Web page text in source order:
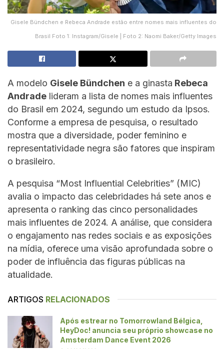
Gisele Bündchen e Rebeca Andrade estão entre nomes mais influentes do
Brasil Foto 1: Instagram/Gisele | Foto 2: Naomi Baker/Getty Images
A modelo Gisele Bündchen e a ginasta Rebeca
Andrade lideram a lista de nomes mais influentes
do Brasil em 2024, segundo um estudo da Ipsos.
Conforme a empresa de pesquisa, o resultado
mostra que a diversidade, poder feminino e
representatividade negra são fatores que inspiram
o brasileiro.
A pesquisa “Most Influential Celebrities” (MIC)
avalia o impacto das celebridades há sete anos e
apresenta o ranking das cinco personalidades
mais influentes de 2024. A análise, que considera
o engajamento nas redes sociais e as exposições
na mídia, oferece uma visão aprofundada sobre o
poder de influência das figuras públicas na
atualidade.
ARTIGOS RELACIONADOS
Após estrear no Tomorrowland Bélgica,
HeyDoc! anuncia seu próprio showcase no
Amsterdam Dance Event 2026